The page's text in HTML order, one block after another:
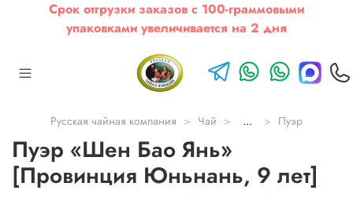
Срок отгрузки заказов с 100-граммовыми
упаковками увеличивается на 2 дня
Русская чайная компания Чай ... Пуэр
Пуэр «Шен Бао Янь»
[Провинция Юньнань, 9 лет]